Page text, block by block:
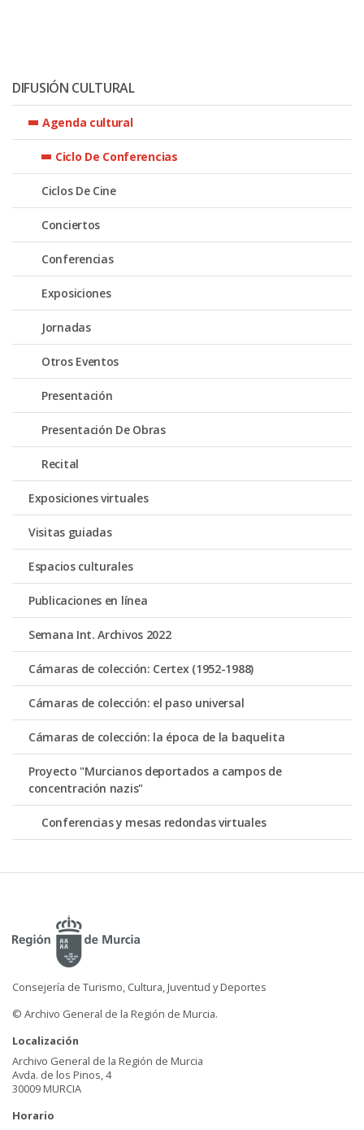
DIFUSIÓN CULTURAL
Agenda cultural
Ciclo De Conferencias
Ciclos De Cine
Conciertos
Conferencias
Exposiciones
Jornadas
Otros Eventos
Presentación
Presentación De Obras
Recital
Exposiciones virtuales
Visitas guiadas
Espacios culturales
Publicaciones en línea
Semana Int. Archivos 2022
Cámaras de colección: Certex (1952-1988)
Cámaras de colección: el paso universal
Cámaras de colección: la época de la baquelita
Proyecto "Murcianos deportados a campos de
concentración nazis"
Conferencias y mesas redondas virtuales
Consejería de Turismo, Cultura, Juventud y Deportes
© Archivo General de la Región de Murcia.
Localización
Archivo General de la Región de Murcia
Avda. de los Pinos, 4
30009 MURCIA
Horario